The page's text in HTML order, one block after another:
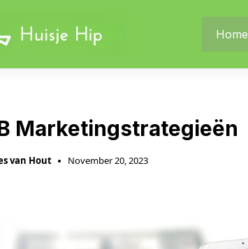
Home
Marketingstrategieën
van Hout November 20, 2023